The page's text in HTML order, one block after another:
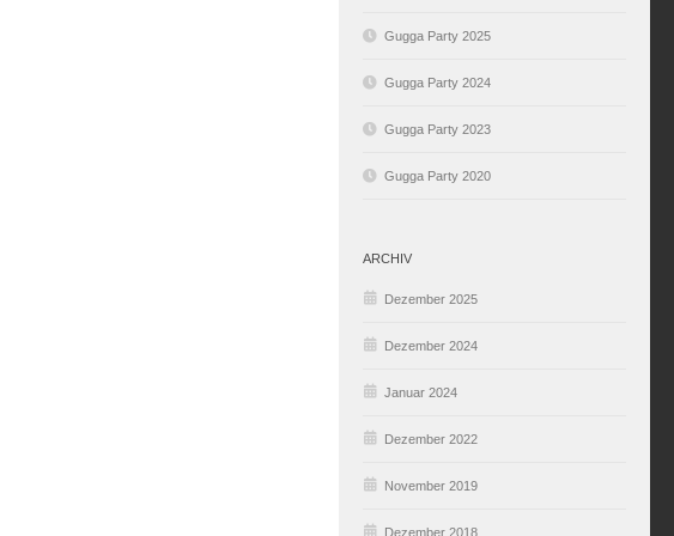
Gugga Party 2025
Gugga Party 2024
Gugga Party 2023
Gugga Party 2020
ARCHIV
Dezember 2025
Dezember 2024
Januar 2024
Dezember 2022
November 2019
Dezember 2018